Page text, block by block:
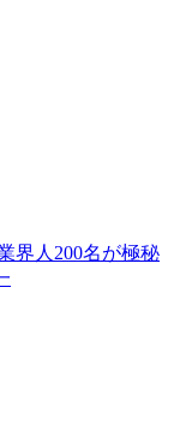
界人200名が極秘